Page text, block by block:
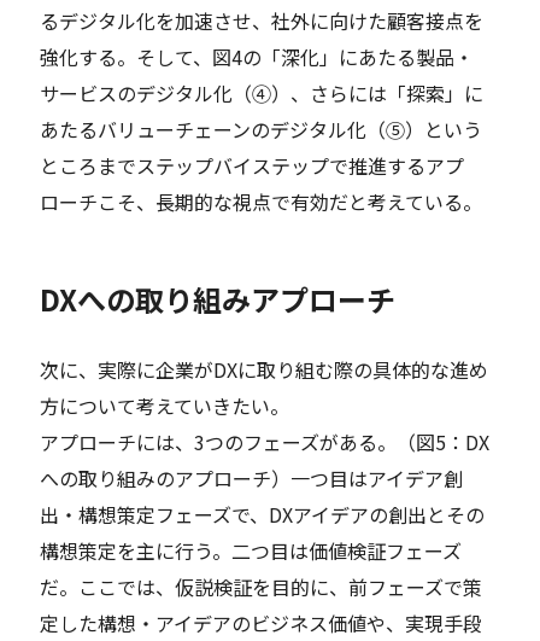
るデジタル化を加速させ、社外に向けた顧客接点を
強化する。そして、図4の「深化」にあたる製品・
サービスのデジタル化（④）、さらには「探索」に
あたるバリューチェーンのデジタル化（⑤）という
ところまでステップバイステップで推進するアプ
ローチこそ、長期的な視点で有効だと考えている。
DXへの取り組みアプローチ
次に、実際に企業がDXに取り組む際の具体的な進め
方について考えていきたい。
アプローチには、3つのフェーズがある。（図5：DX
への取り組みのアプローチ）一つ目はアイデア創
出・構想策定フェーズで、DXアイデアの創出とその
構想策定を主に行う。二つ目は価値検証フェーズ
だ。ここでは、仮説検証を目的に、前フェーズで策
定した構想・アイデアのビジネス価値や、実現手段